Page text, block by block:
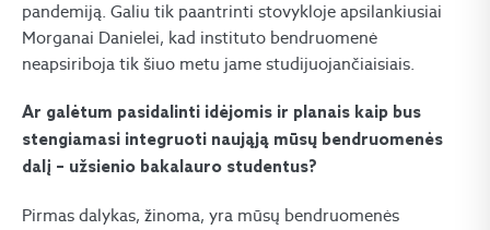
pandemiją. Galiu tik paantrinti stovykloje apsilankiusiai
Morganai Danielei, kad instituto bendruomenė
neapsiriboja tik šiuo metu jame studijuojančiaisiais.
Ar galėtum pasidalinti idėjomis ir planais kaip bus
stengiamasi integruoti naująją mūsų bendruomenės
dalį – užsienio bakalauro studentus?
Pirmas dalykas, žinoma, yra mūsų bendruomenės